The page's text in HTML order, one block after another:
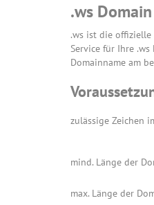
.ws
.ws ist die
Service für Ihre
Domainname am
zulässige Zeichen
mind. Länge der
max. Länge der